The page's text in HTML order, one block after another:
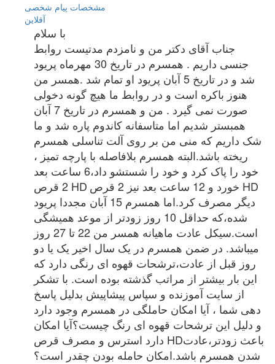
مشخصات پیام شخصی
آفلاين
با سلام
جناب آقای دکتر من و نامزدم مدتیست روابط
جنسی داریم . همسرم در تاریخ 30 مهرماه پریود
شد و در تاریخ 5 آبان پریود او تمام شد .همسر من
هنوز باکره است و در روابط ما هیچ گونه دخولی
صورت نمی گیرد . من و همسرم در تاریخ 7 آبان
همبستر شدیم اما متاسفانه کاندوم پاره شد و ما
شک داریم که منی من بر روی آلت تناسلی همسرم
ریخته باشد.البته همسرم بلافاصله با پارچه تمیز ،
خود را پاک کرد و خود را شستشو داد،6 ساعت بعد
HD
HD
دیگر مصرف کرد.اما همسرم 15 آبان مجددا پریود
شده،که حداقل 10 روز زودتر از موعد همیشگی
است.سیکل عادت ماهیانه همسر من 22 تا 27 روز
میباشد. در ضمن همسرم در یک سال اخیر یک یا دو
روز قبل از عادت،ترشحات قهوه ای رنگی دارد که
این بار بیشتر از مراتب گذشته بوده است. با تشکر
از سایت آموزنده و سپاس پیشاپیش بدلیل پاسخ
دهی شما ، آیا امکان حاملگی در همسرم وجود دارد
و دلیل این ترشحات قهوه ای رنگ چیست؟آیا امکان
HDباعث زودتر،عادت
شدن همسرم باشد.امکان حامله بودن چقدر است؟